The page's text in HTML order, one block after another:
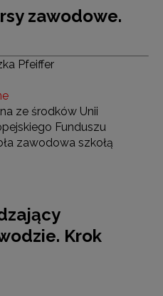
zawodowe.
Pfeiffer
ze środków Unii
Funduszu
zawodowa szkołą
Krok